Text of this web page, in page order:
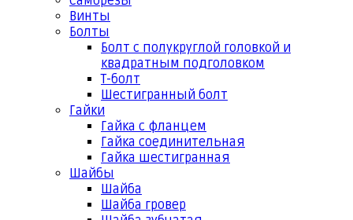
Винты
Болты
Болт с полукруглой головкой и
квадратным подголовком
Т-болт
Шестигранный болт
Гайки
Гайка с фланцем
Гайка соединительная
Гайка шестигранная
Шайбы
Шайба
Шайба гровер